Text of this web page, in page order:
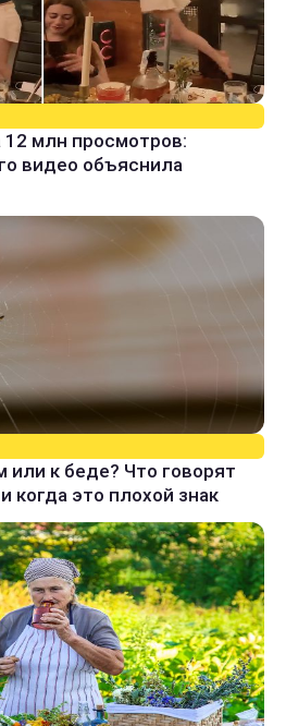
млн просмотров:
видео объяснила
или к беде? Что говорят
когда это плохой знак